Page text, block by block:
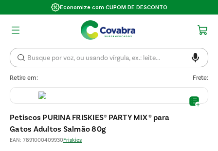
Economize com CUPOM DE DESCONTO
Retire em: Frete:
Petiscos PURINA FRISKIES® PARTY MIX ® para
Gatos Adultos Salmão 80g
EAN: 7891000409930Friskies